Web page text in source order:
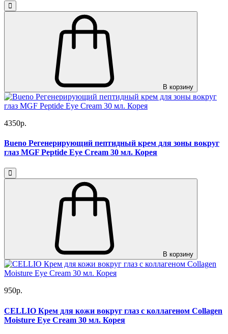
В корзину
4350р.
Bueno Регенерирующий пептидный крем для зоны вокруг
глаз MGF Peptide Eye Cream 30 мл. Корея
В корзину
950р.
CELLIO Крем для кожи вокруг глаз с коллагеном Collagen
Moisture Eye Cream 30 мл. Корея